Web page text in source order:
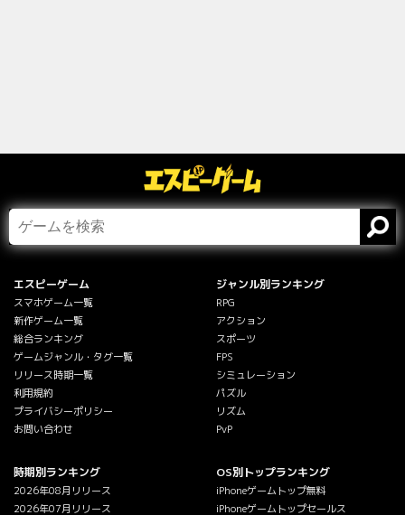
エスピーゲーム
スマホゲーム一覧
新作ゲーム一覧
総合ランキング
ゲームジャンル・タグ一覧
リリース時期一覧
利用規約
プライバシーポリシー
お問い合わせ
ジャンル別ランキング
RPG
アクション
スポーツ
FPS
シミュレーション
パズル
リズム
PvP
時期別ランキング
2026年08月リリース
2026年07月リリース
OS別トップランキング
iPhoneゲームトップ無料
iPhoneゲームトップセールス